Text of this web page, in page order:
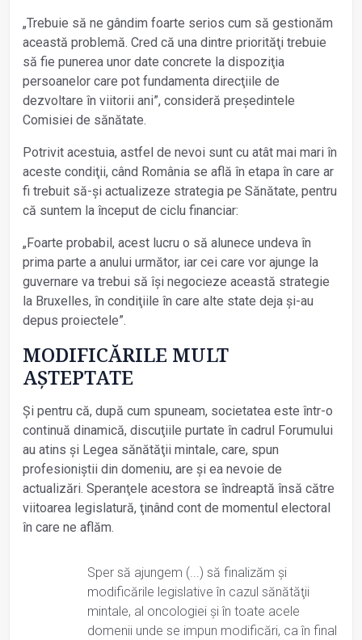
„Trebuie să ne gândim foarte serios cum să gestionăm
această problemă. Cred că una dintre priorităţi trebuie
să fie punerea unor date concrete la dispoziţia
persoanelor care pot fundamenta direcţiile de
dezvoltare în viitorii ani”, consideră președintele
Comisiei de sănătate.
Potrivit acestuia, astfel de nevoi sunt cu atât mai mari în
aceste condiţii, când România se află în etapa în care ar
fi trebuit să-și actualizeze strategia pe Sănătate, pentru
că suntem la început de ciclu financiar:
„Foarte probabil, acest lucru o să alunece undeva în
prima parte a anului următor, iar cei care vor ajunge la
guvernare va trebui să își negocieze această strategie
la Bruxelles, în condiţiile în care alte state deja și-au
depus proiectele”.
MODIFICĂRILE MULT
AȘTEPTATE
Și pentru că, după cum spuneam, societatea este într-o
continuă dinamică, discuţiile purtate în cadrul Forumului
au atins și Legea sănătăţii mintale, care, spun
profesioniștii din domeniu, are și ea nevoie de
actualizări. Speranţele acestora se îndreaptă însă către
viitoarea legislatură, ţinând cont de momentul electoral
în care ne aflăm.
Sper să ajungem (...) să finalizăm și
modificările legislative în cazul sănătăţii
mintale, al oncologiei și în toate acele
domenii unde se impun modificări, ca în final